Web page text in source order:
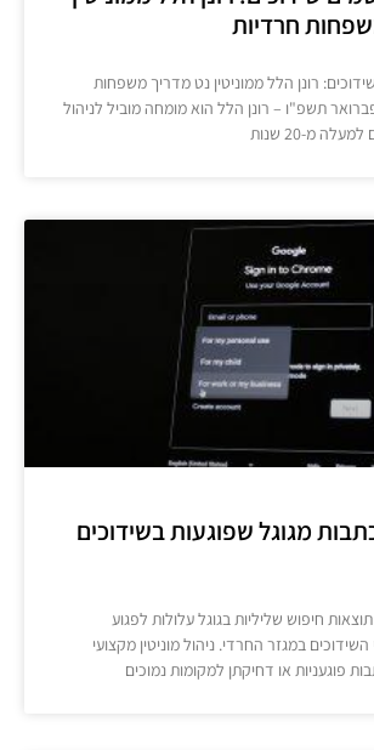
חרדיות
רונן הלל ממוניטין נט מדריך משפחות
תשפ"ו – רונן הלל הוא מומחה מוביל לניהול
מ-20 שנות
מגוגל שפוגעות בשידוכים
חיפוש שליליות בגוגל עלולות לפגוע
במגזר החרדי. ניהול מוניטין מקצועי
פוגעניות או דחיקתן למקומות נמוכים